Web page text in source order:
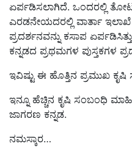
ಏರ್ಪಡಿಸಲಾಗಿದೆ. ಒಂದರಲ್ಲಿ
ಎರಡನೇಯದರಲ್ಲಿ ವಾರ್ತಾ
ಪ್ರದರ್ಶನವನ್ನು ಕಸಾಪ
ಕನ್ನಡದ ಪ್ರಥಮಗಳ ಪುಸ್ತಕಗಳ
ಇವಿಷ್ಟು ಈ ಹೊತ್ತಿನ ಪ್ರಮುಖ ಕೃಷಿ
ಇನ್ನೂ ಹೆಚ್ಚಿನ ಕೃಷಿ ಸಂಬಂಧಿ
ಜಾಗರಣ ಕನ್ನಡ.
ನಮಸ್ಕಾರ…